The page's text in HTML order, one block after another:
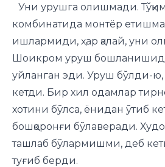
Уни урушга олишмади.
комбинатида монтёр
ишлармиди, ҳар қалай, уни
Шоикром уруш
уйланган эди. Уруш бўлди-ю,
кетди. Бир хил одамлар
хотини бўлса, ёнидан ўтиб
бошқоронғи бўлаверади.
ташлаб бўлармишми, деб
туғиб берди.